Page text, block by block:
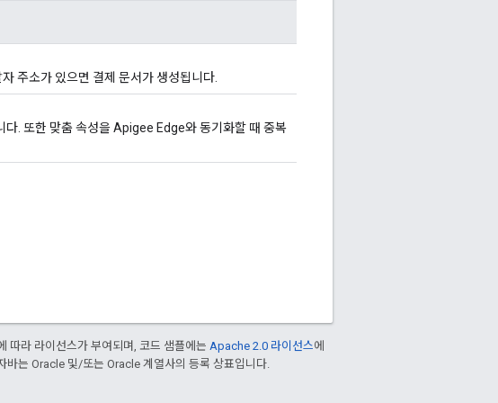
주소가 있으면 결제 문서가 생성됩니다.
. 또한 맞춤 속성을 Apigee Edge와 동기화할 때 중복
따라 라이선스가 부여되며, 코드 샘플에는 Apache 2.0 라이선스에
바는 Oracle 및/또는 Oracle 계열사의 등록 상표입니다.